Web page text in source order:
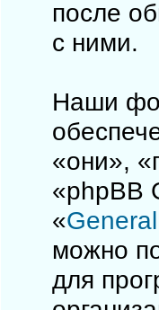
после
с ними.
Наши
«они»,
«phpBB
«
можно
для